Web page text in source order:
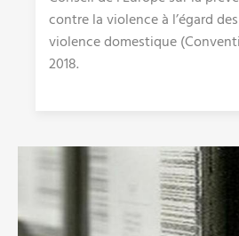
contre la violence à l’égard
violence domestique
2018.